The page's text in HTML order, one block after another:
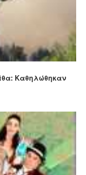
Καθηλώθηκαν